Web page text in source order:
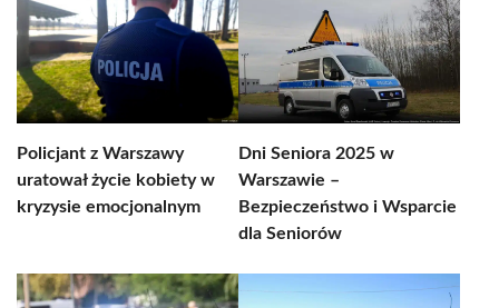
Policjant z Warszawy
uratował życie kobiety w
kryzysie emocjonalnym
Dni Seniora 2025 w
Warszawie –
Bezpieczeństwo i Wsparcie
dla Seniorów